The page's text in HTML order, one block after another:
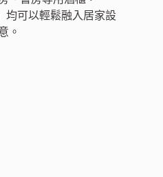
均可以輕鬆融入居家設
。